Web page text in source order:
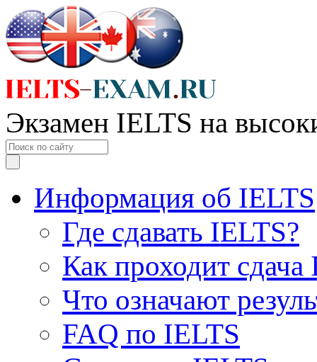
Экзамен IELTS на
Информация об IELTS
Где сдавать IELTS?
Как проходит сдача
Что означают
FAQ по IELTS